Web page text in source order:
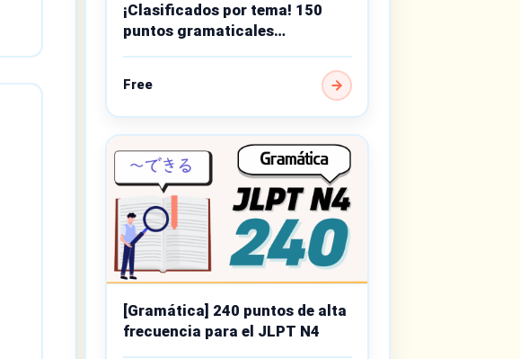
¡Clasificados por tema! 150
puntos gramaticales
importantes de nivel básico
Free
[Gramática] 240 puntos de alta
frecuencia para el JLPT N4